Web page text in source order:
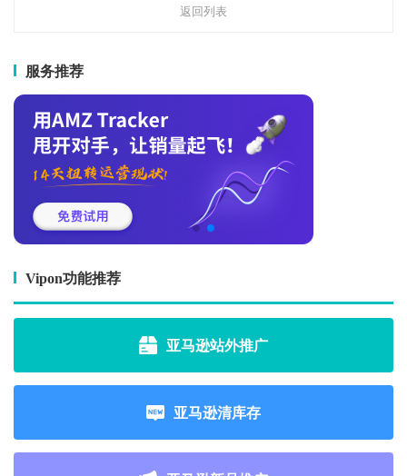
返回列表
服务推荐
Vipon功能推荐
亚马逊站外推广
亚马逊清库存